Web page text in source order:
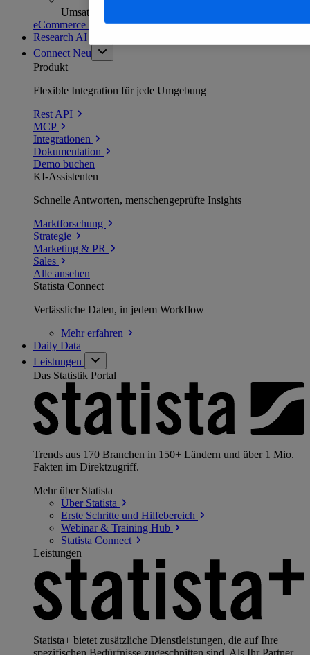
Umsatzanalysen und -prognosen
eCommerce Insights entdecken
Research AI
Connect Neu
Produkt
Flexible Integration für jede Umgebung
Rest API
MCP
Integrationen
Dokumentation
Demo buchen
KI-Assistenten
Schnelle Antworten, menschengeprüfte Insights
Marktforschung
Strategie
Marketing & PR
Sales
Alle ansehen
Statista Connect
Verlässliche Daten, in jedem Workflow
Mehrerfahren
Daily Data
Leistungen
Das Statistik Portal
Trends aus 170 Branchen in 150+ Ländern und über 1 Mio.
Fakten im Direktzugriff.
Mehr über Statista
Über Statista
Erste Schritte und Hilfebereich
Webinar & Training Hub
Statista Connect
Leistungen
Statista+ bietet zusätzliche Dienstleistungen, die auf Ihre
spezifischen Bedürfnisse zugeschnitten sind. Als Ihr Partner